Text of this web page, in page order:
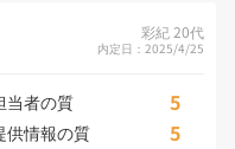
彩紀 20代
内定日：2025/4/25
当者の質 5
供情報の質 5